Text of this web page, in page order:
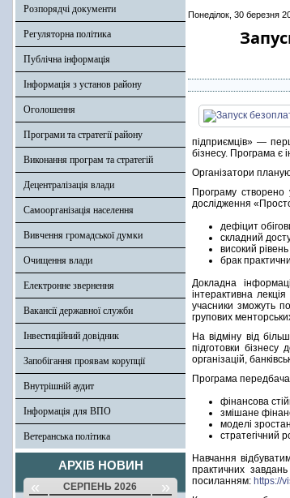
Розпорядчі документи
Регуляторна політика
Публічна інформація
Інформація з установ району
Оголошення
Програми та стратегії району
Виконання програм та стратегій
Децентралізація влади
Самоорганізація населення
Вивчення громадської думки
Очищення влади
Електронне звернення
Вакансії державної служби
Інвестиційний довідник
Запобігання проявам корупції
Внутрішній аудит
Інформація для ВПО
Ветеранська політика
АРХІВ НОВИН
« СЕРПЕНЬ 2026 »
Понеділок, 30 березня
підприємців» —
бізнесу. Програма є
Організатори
Програму створено
дослідження
дефіцит
складний
високий
брак
Докладна
інтерактивна
учасники зможуть
групових
На відміну від
підготовки
організацій,
Програма
фінансова
змішане
моделі
стратегічний
Навчання
практичних
посиланням: https://